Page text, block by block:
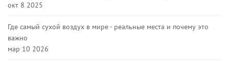
окт 8 2025
Где самый сухой воздух в мире - реальные места и почему это
важно
мар 10 2026